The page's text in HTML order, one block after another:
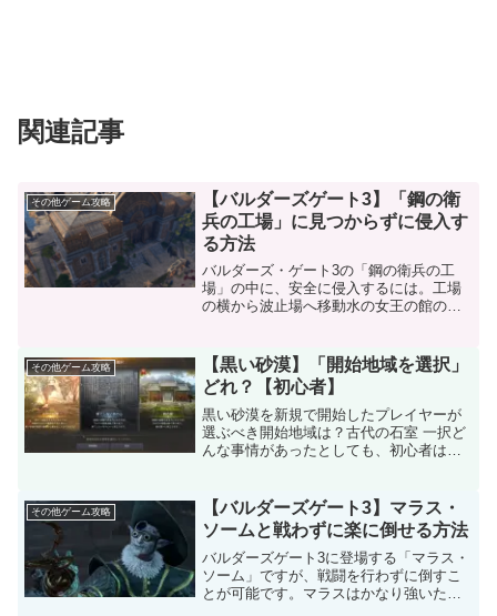
関連記事
その他ゲーム攻略
【バルダーズゲート3】「鋼の衛
兵の工場」に見つからずに侵入す
る方法
バルダーズ・ゲート3の「鋼の衛兵の工
場」の中に、安全に侵入するには。工場
の横から波止場へ移動水の女王の館の
波止場へ向かってください。貨物室の扉
があるので、そこから中に入...
その他ゲーム攻略
【黒い砂漠】「開始地域を選択」
どれ？【初心者】
黒い砂漠を新規で開始したプレイヤーが
選ぶべき開始地域は？古代の石室 一択ど
んな事情があったとしても、初心者は
わかりません。したがって、初心者プレ
イヤーは古代の石室を選び...
その他ゲーム攻略
【バルダーズゲート3】マラス・
ソームと戦わずに楽に倒せる方法
バルダーズゲート3に登場する「マラス・
ソーム」ですが、戦闘を行わずに倒すこ
とが可能です。マラスはかなり強いた